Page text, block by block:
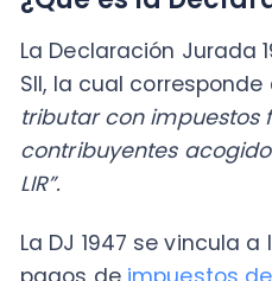
La DJ 1947 se vincula a
impuestos de
no se considera de
ahora los contribuyentes
movimientos para poder